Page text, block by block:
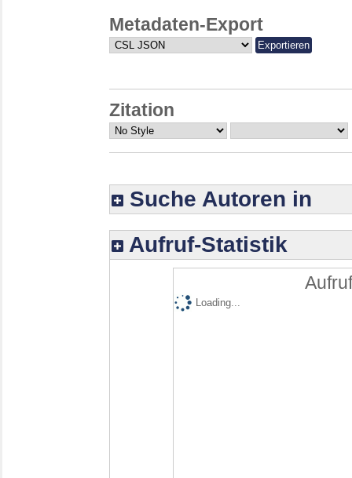
Metadaten-Export
Zitation
Suche Autoren in
Aufruf-Statistik
Loading...